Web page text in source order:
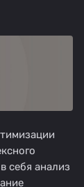
себя анализ